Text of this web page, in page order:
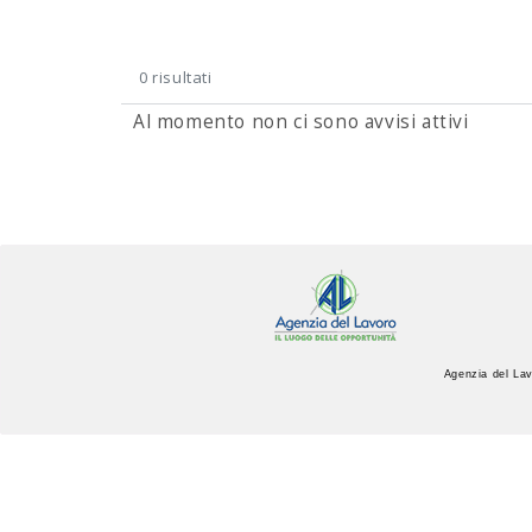
0 risultati
Al momento non ci sono avvisi attivi
Agenzia del